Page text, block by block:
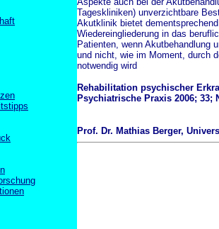
Tageskliniken) unverzichtbare
Akutklinik bietet
Wiedereingliederung in das
Patienten, wenn Akutbehandlung
und nicht, wie im Moment, durch
notwendig wird
Rehabilitation psychischer
Psychiatrische Praxis 2006; 33;
Prof. Dr. Mathias Berger,